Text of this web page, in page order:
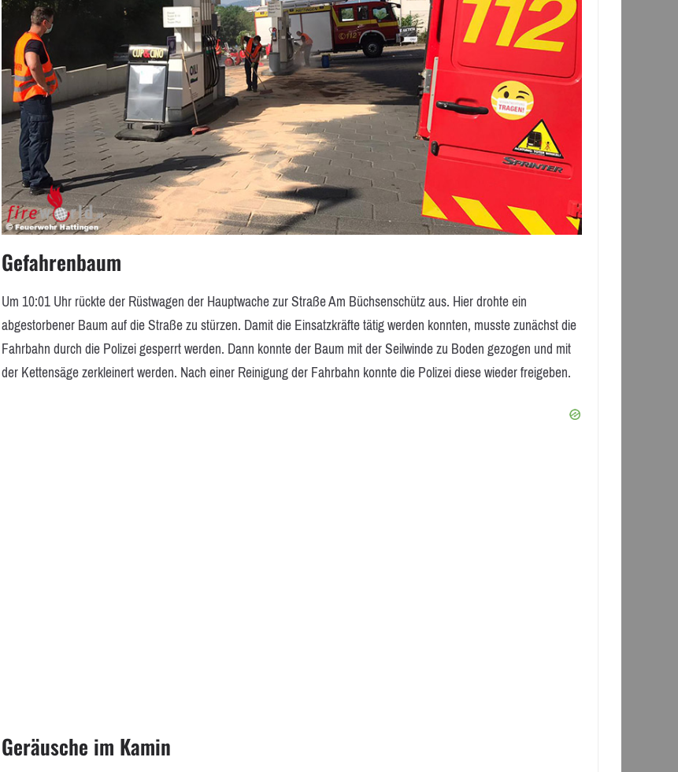
Gefahrenbaum
Um 10:01 Uhr rückte der Rüstwagen der Hauptwache zur Straße Am Büchsenschütz aus. Hier drohte ein
abgestorbener Baum auf die Straße zu stürzen. Damit die Einsatzkräfte tätig werden konnten, musste zunächst die
Fahrbahn durch die Polizei gesperrt werden. Dann konnte der Baum mit der Seilwinde zu Boden gezogen und mit
der Kettensäge zerkleinert werden. Nach einer Reinigung der Fahrbahn konnte die Polizei diese wieder freigeben.
Geräusche im Kamin